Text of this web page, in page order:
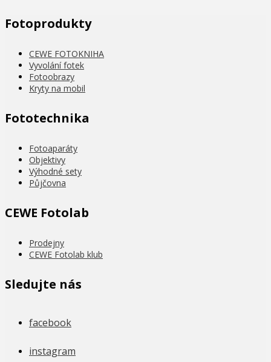
Fotoprodukty
CEWE FOTOKNIHA
Vyvolání fotek
Fotoobrazy
Kryty na mobil
Fototechnika
Fotoaparáty
Objektivy
Výhodné sety
Půjčovna
CEWE Fotolab
Prodejny
CEWE Fotolab klub
Sledujte nás
facebook
instagram